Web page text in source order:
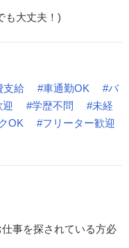
も大丈夫！)
支給 #車通勤OK
#バ
#学歴不問
#未経
OK
#フリーター歓迎
事を探されている方必